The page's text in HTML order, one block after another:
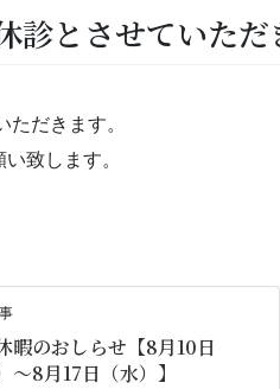
診とさせていただ
だきます。
致します。
暇のおしらせ【8月10日
～8月17日（水）】